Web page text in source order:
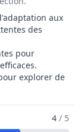
aux
des
pour
explorer de
/ Cheffe De
4 / 5